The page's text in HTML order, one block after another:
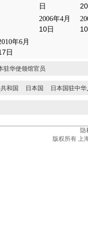
日 20
2006年4月
10日 10
年6月
日
驻华使领馆官员
和国 日本国 日本国驻中
隐
版权所有 上